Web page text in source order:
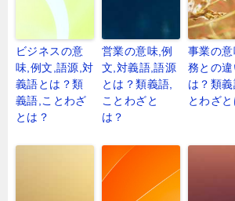
ビジネスの意
味,例文,語源,対
義語とは？類
義語,ことわざ
とは？
営業の意味,例
文,対義語,語源
とは？類義語,
ことわざと
は？
事業の
務との違
は？類義
とわざと